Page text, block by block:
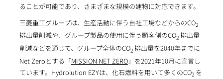
ることが可能であり、さまざまな規模の建物に対応できます。
三菱重工グループは、生産活動に伴う自社工場などからのCO2
排出量削減や、グループ製品の使用に伴う顧客側のCO2 排出量
削減などを通じて、グループ全体のCO2 排出量を2040年までに
Net Zeroとする「MISSION NET ZERO」を2021年10月に宣言し
ています。Hydrolution EZYは、化石燃料を用いて多くのCO2 を